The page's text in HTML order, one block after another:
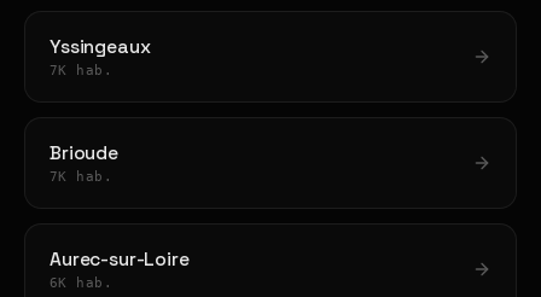
Yssingeaux
7K hab.
Brioude
7K hab.
Aurec-sur-Loire
6K hab.